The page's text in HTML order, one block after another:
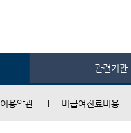
관련기관
이용약관 비급여진료비용